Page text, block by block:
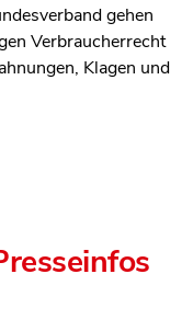
gehen
Verbraucherrecht
Klagen und